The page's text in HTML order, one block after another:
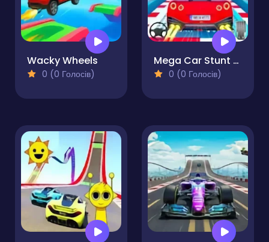
Wacky Wheels
0 (0 Голосів)
Mega Car Stunt Game
0 (0 Голосів)